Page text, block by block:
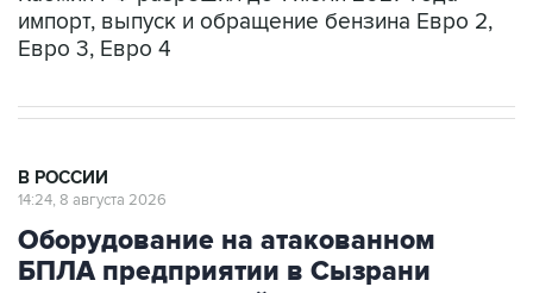
импорт, выпуск и обращение бензина Евро 2,
Евро 3, Евро 4
В РОССИИ
14:24, 8 августа 2026
Оборудование на атакованном
БПЛА предприятии в Сызрани